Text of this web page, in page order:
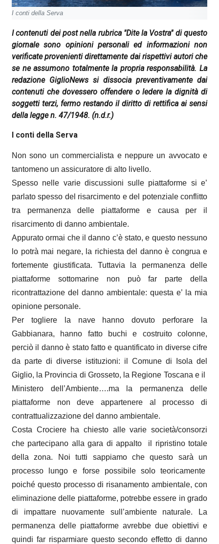
I conti della Serva
I contenuti dei post nella rubrica "Dite la Vostra" di questo
giornale sono opinioni personali ed informazioni non
verificate provenienti direttamente dai rispettivi autori che
se ne assumono totalmente la propria responsabilità. La
redazione GiglioNews si dissocia preventivamente dai
contenuti che dovessero offendere o ledere la dignità di
soggetti terzi, fermo restando il diritto di rettifica ai sensi
della legge n. 47/1948. (n.d.r.)
I conti della Serva
Non sono un commercialista e neppure un avvocato e
tantomeno un assicuratore di alto livello.
Spesso nelle varie discussioni sulle piattaforme si e’
parlato spesso del risarcimento e del potenziale conflitto
tra permanenza delle piattaforme e causa per il
risarcimento di danno ambientale.
Appurato ormai che il danno c’è stato, e questo nessuno
lo potrà mai negare, la richiesta del danno è congrua e
fortemente giustificata. Tuttavia la permanenza delle
piattaforme sottomarine non può far parte della
ricontrattazione del danno ambientale: questa e’ la mia
opinione personale.
Per togliere la nave hanno dovuto perforare la
Gabbianara, hanno fatto buchi e costruito colonne,
perciò il danno è stato fatto e quantificato in diverse cifre
da parte di diverse istituzioni: il Comune di Isola del
Giglio, la Provincia di Grosseto, la Regione Toscana e il
Ministero dell’Ambiente….ma la permanenza delle
piattaforme non deve appartenere al processo di
contrattualizzazione del danno ambientale.
Costa Crociere ha chiesto alle varie società/consorzi
che partecipano alla gara di appalto il ripristino totale
della zona. Noi tutti sappiamo che questo sarà un
processo lungo e forse possibile solo teoricamente
poiché questo processo di risanamento ambientale, con
eliminazione delle piattaforme, potrebbe essere in grado
di impattare nuovamente sull’ambiente naturale. La
permanenza delle piattaforme avrebbe due obiettivi e
quindi far risparmiare questo secondo effetto di danno